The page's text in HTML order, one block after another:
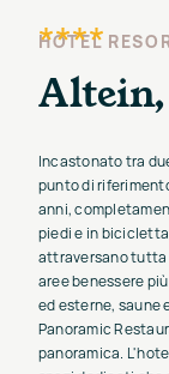
HOTEL
****
Incastonato tra
punto di
anni,
piedi e in
attraversano tutta
aree benessere
ed esterne, saune
Panoramic
panoramica.